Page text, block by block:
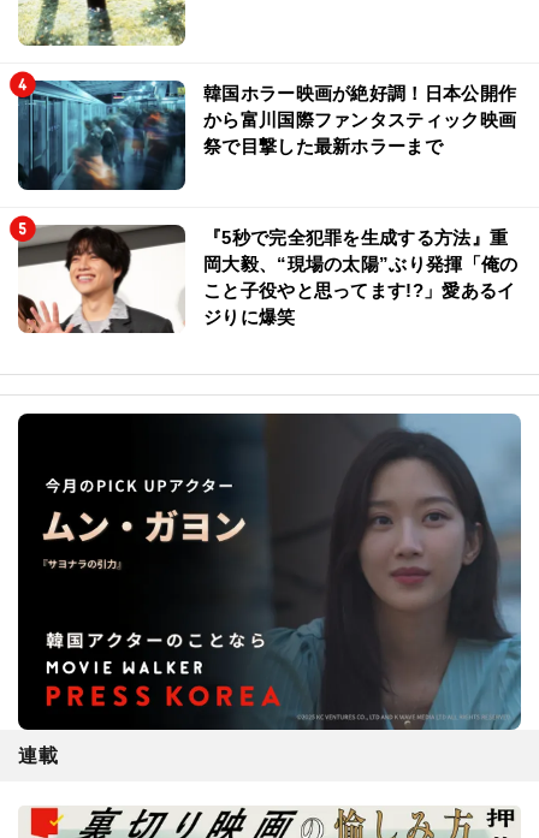
韓国ホラー映画が絶好調！日本公開作
から富川国際ファンタスティック映画
祭で目撃した最新ホラーまで
『5秒で完全犯罪を生成する方法』重
岡大毅、“現場の太陽”ぶり発揮「俺の
こと子役やと思ってます!?」愛あるイ
ジりに爆笑
連載